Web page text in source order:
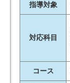
指導対象
対応科目
コース